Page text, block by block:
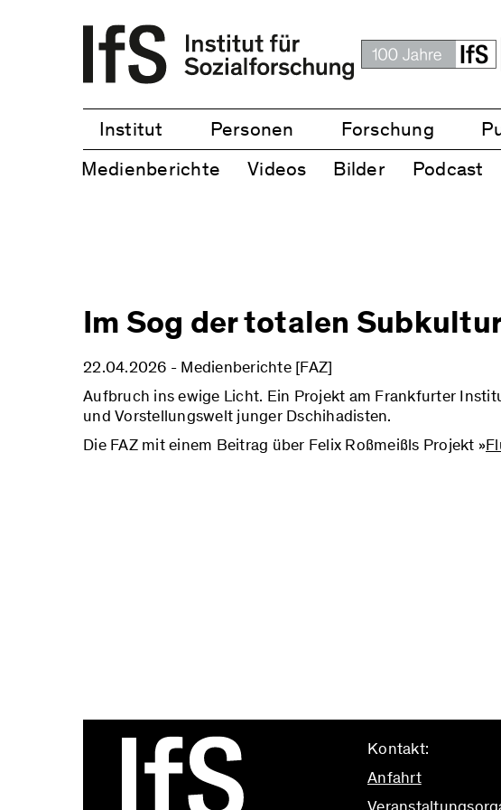
Institut Personen Forschung
Medienberichte
Videos Bilder Podcast
Im Sog der totalen
22.04.2026 - Medienberichte [FAZ]
Aufbruch ins ewige Licht. Ein Projekt am Frankfurter
und Vorstellungswelt junger Dschihadisten.
Die FAZ mit einem Beitrag über Felix Roßmeißls Projekt »
Kontakt:
Anfahrt